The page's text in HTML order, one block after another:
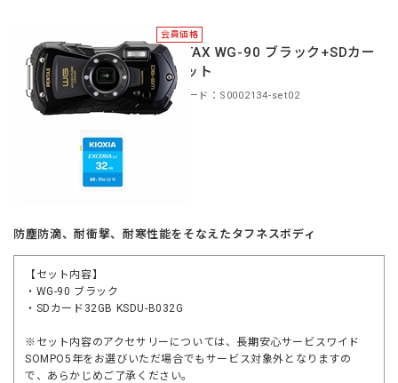
会員価格
PENTAX WG-90 ブラック+SDカー
ドセット
商品コード：S0002134-set02
防塵防滴、耐衝撃、耐寒性能をそなえたタフネスボディ
【セット内容】
・WG-90 ブラック
・SDカード32GB KSDU-B032G
※セット内容のアクセサリーについては、長期安心サービスワイド
SOMPO5年をお選びいただ場合でもサービス対象外となりますの
で、あらかじめご了承ください。